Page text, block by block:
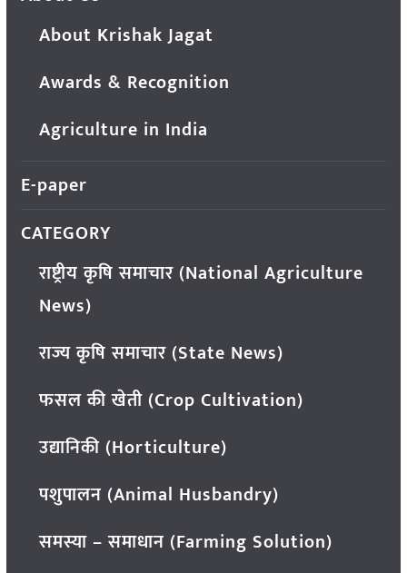
About Krishak Jagat
Awards & Recognition
Agriculture in India
E-paper
CATEGORY
राष्ट्रीय कृषि समाचार (National Agriculture
News)
राज्य कृषि समाचार (State News)
फसल की खेती (Crop Cultivation)
उद्यानिकी (Horticulture)
पशुपालन (Animal Husbandry)
समस्या – समाधान (Farming Solution)